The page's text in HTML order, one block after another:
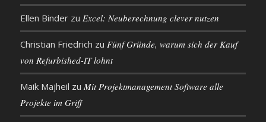
Ellen Binderzu Excel: Neu­be­rech­nung clever nutzen
Christian Friedrich zu Fünf Gründe, warum sich der Kauf
von Refurbished-IT lohnt
Maik Majheil zu Mit Projekt­management Soft­ware alle
Projekte im Griff